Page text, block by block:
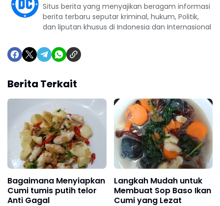
Situs berita yang menyajikan beragam informasi
berita terbaru seputar kriminal, hukum, Politik,
dan liputan khusus di Indonesia dan Internasional
Berita Terkait
Bagaimana Menyiapkan
Cumi tumis putih telor
Anti Gagal
Langkah Mudah untuk
Membuat Sop Baso Ikan
Cumi yang Lezat